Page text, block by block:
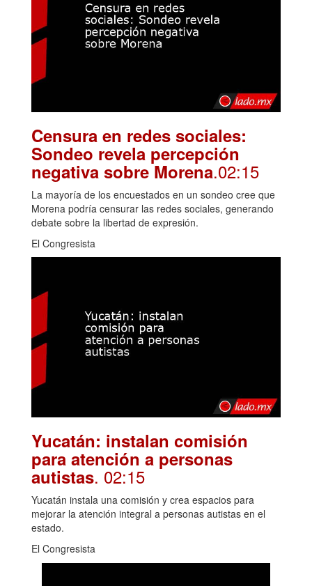
Censura en redes sociales:
Sondeo revela percepción
negativa sobre Morena.02:15
La mayoría de los encuestados en un sondeo cree que
Morena podría censurar las redes sociales, generando
debate sobre la libertad de expresión.
El Congresista
Yucatán: instalan comisión
para atención a personas
autistas. 02:15
Yucatán instala una comisión y crea espacios para
mejorar la atención integral a personas autistas en el
estado.
El Congresista